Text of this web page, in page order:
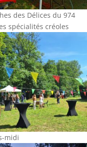
des Délices du 974
spécialités créoles
midi